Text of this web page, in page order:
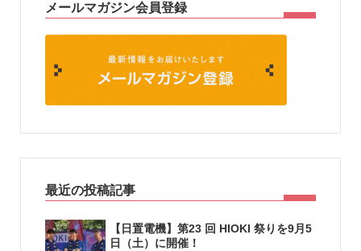
メールマガジン会員登録
最近の投稿記事
【日置電機】第23 回 HIOKI 祭りを9月5
日（土）に開催！